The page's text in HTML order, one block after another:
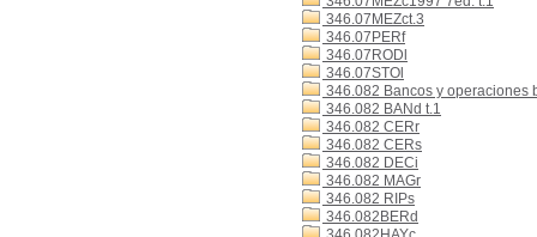
346.07MEZct.3
346.07PERf
346.07RODl
346.07STOl
346.082 Bancos y operaciones
346.082 BANd t.1
346.082 CERr
346.082 CERs
346.082 DECi
346.082 MAGr
346.082 RIPs
346.082BERd